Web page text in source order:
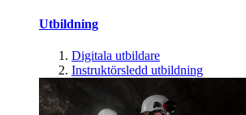
Utbildning
Digitala utbildare
Instruktörsledd utbildning